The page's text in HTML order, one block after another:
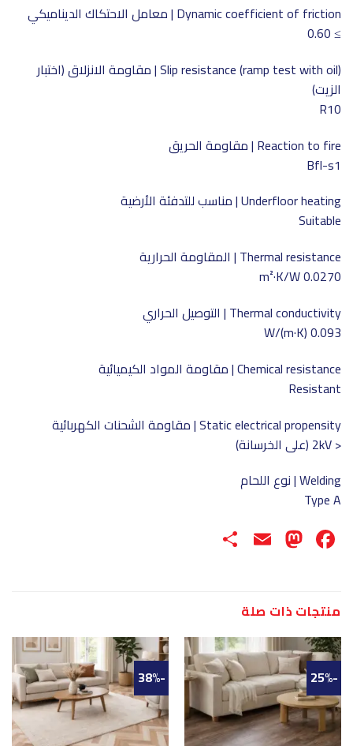
Dynamic coefficient of friction | معامل الاحتكاك الديناميكي
≥ 0.60
Slip resistance (ramp test with oil) | مقاومة الانزلاق (اختبار
الزيت)
R10
Reaction to fire | مقاومة الحريق
Bfl-s1
Underfloor heating | مناسب للتدفئة الأرضية
Suitable
Thermal resistance | المقاومة الحرارية
0.0270 m²·K/W
Thermal conductivity | التوصيل الحراري
0.093 W/(m·K)
Chemical resistance | مقاومة المواد الكيميائية
Resistant
Static electrical propensity | مقاومة الشحنات الكهربائية
< 2kV (على الخرسانة)
Welding | نوع اللحام
Type A
Facebook
Mastodon
Email
منتجات ذات صلة
-25%
-38%